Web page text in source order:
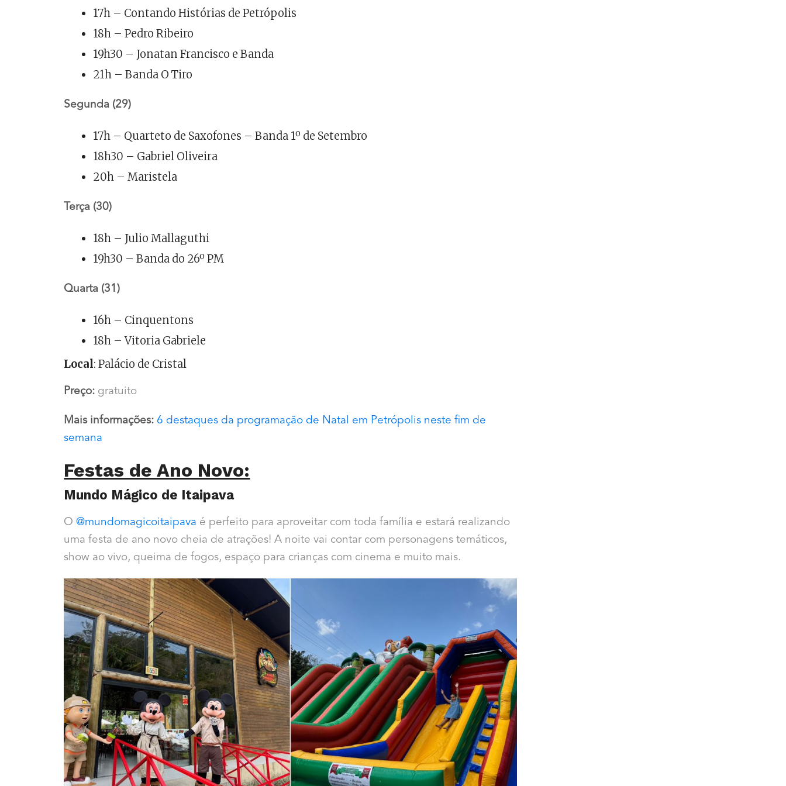
17h – Contando Histórias de Petrópolis
18h – Pedro Ribeiro
19h30 – Jonatan Francisco e Banda
21h – Banda O Tiro
Segunda (29)
17h – Quarteto de Saxofones – Banda 1º de Setembro
18h30 – Gabriel Oliveira
20h – Maristela
Terça (30)
18h – Julio Mallaguthi
19h30 – Banda do 26º PM
Quarta (31)
16h – Cinquentons
18h – Vitoria Gabriele
Local: Palácio de Cristal
Preço: gratuito
Mais informações: 6 destaques da programação de Natal em Petrópolis neste fim de
semana
Festas de Ano Novo:
Mundo Mágico de Itaipava
O@mundomagicoitaipava é perfeito para aproveitar com toda família e estará realizando
uma festa de ano novo cheia de atrações! A noite vai contar com personagens temáticos,
show ao vivo, queima de fogos, espaço para crianças com cinema e muito mais.